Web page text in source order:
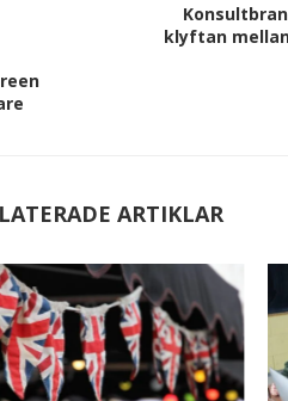
klyftan
ARTIKLAR